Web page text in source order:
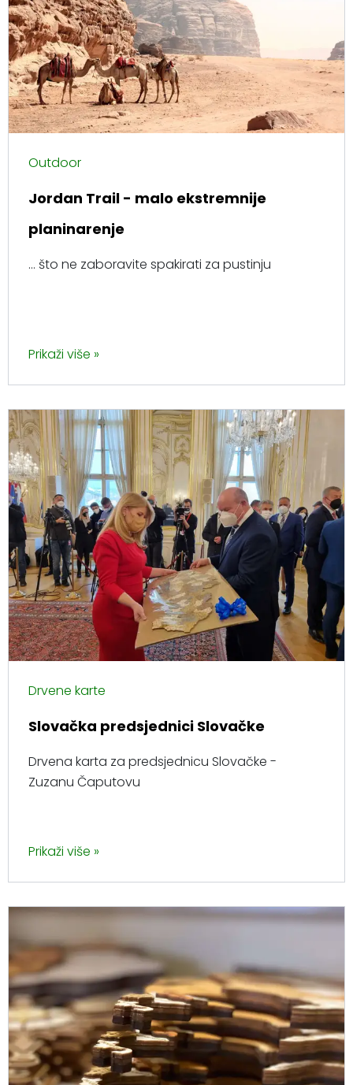
Outdoor
Jordan Trail - malo ekstremnije
planinarenje
... što ne zaboravite spakirati za pustinju
Prikaži više »
Drvene karte
Slovačka predsjednici Slovačke
Drvena karta za predsjednicu Slovačke -
Zuzanu Čaputovu
Prikaži više »